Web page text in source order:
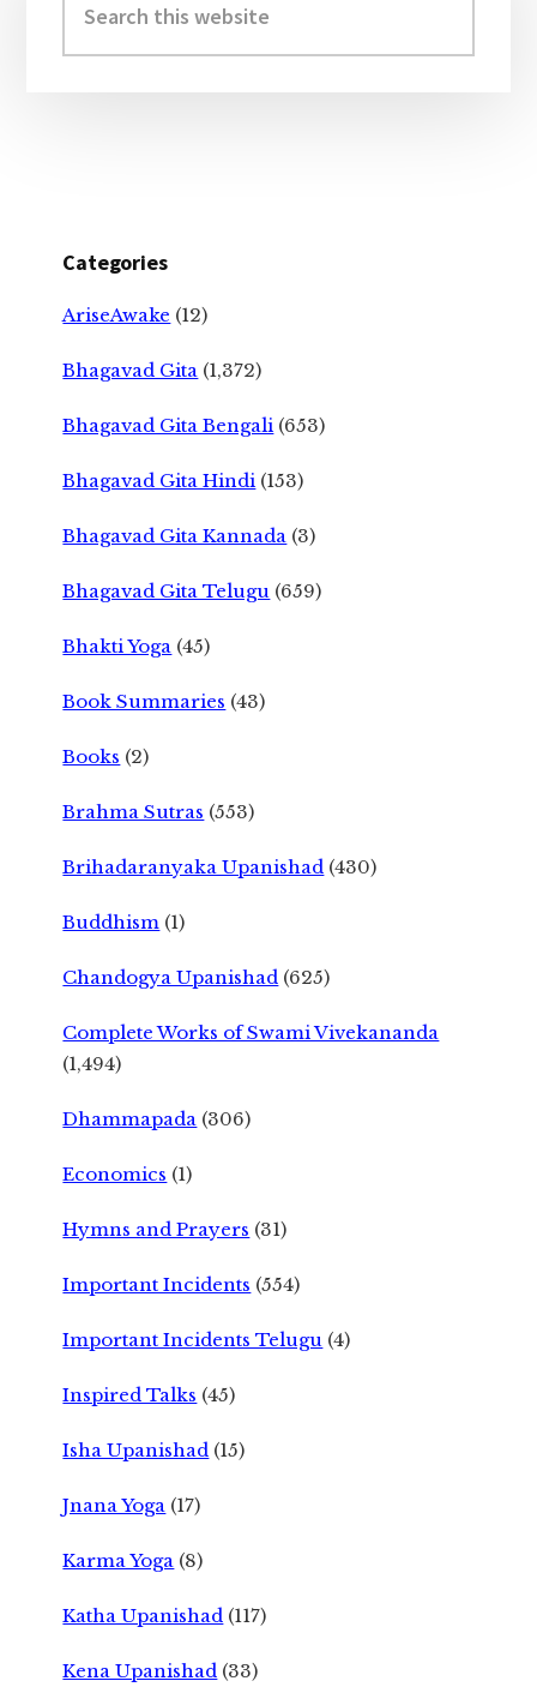
this
website
Categories
AriseAwake (12)
Bhagavad Gita (1,372)
Bhagavad Gita Bengali (653)
Bhagavad Gita Hindi (153)
Bhagavad Gita Kannada (3)
Bhagavad Gita Telugu (659)
Bhakti Yoga (45)
Book Summaries (43)
Books (2)
Brahma Sutras (553)
Brihadaranyaka Upanishad (430)
Buddhism (1)
Chandogya Upanishad (625)
Complete Works of Swami Vivekananda
(1,494)
Dhammapada (306)
Economics (1)
Hymns and Prayers (31)
Important Incidents (554)
Important Incidents Telugu (4)
Inspired Talks (45)
Isha Upanishad (15)
Jnana Yoga (17)
Karma Yoga (8)
Katha Upanishad (117)
Kena Upanishad (33)